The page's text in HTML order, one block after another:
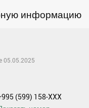
информацию
05.05.2025
(599) 158-XXX